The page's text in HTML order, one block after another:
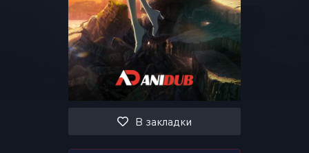
Регистрация Восстановить пароль
Или войти через
В закладки